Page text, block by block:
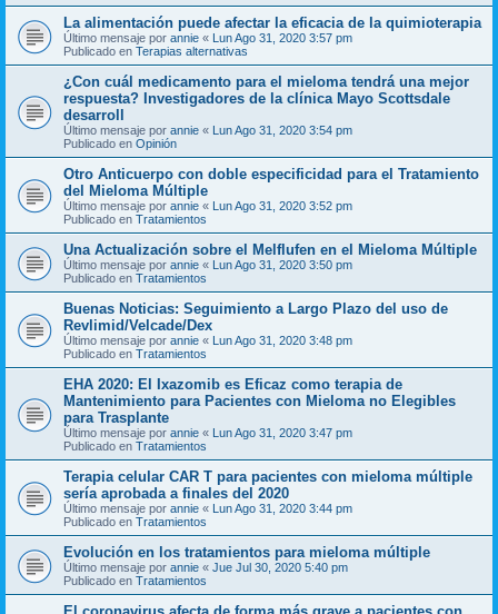
La alimentación puede afectar la eficacia de la quimioterapia
Último mensaje por annie « Lun Ago 31, 2020 3:57 pm
Publicado en Terapias alternativas
¿Con cuál medicamento para el mieloma tendrá una mejor
respuesta? Investigadores de la clínica Mayo Scottsdale
desarroll
Último mensaje por annie « Lun Ago 31, 2020 3:54 pm
Publicado en Opinión
Otro Anticuerpo con doble especificidad para el Tratamiento
del Mieloma Múltiple
Último mensaje por annie « Lun Ago 31, 2020 3:52 pm
Publicado en Tratamientos
Una Actualización sobre el Melflufen en el Mieloma Múltiple
Último mensaje por annie « Lun Ago 31, 2020 3:50 pm
Publicado en Tratamientos
Buenas Noticias: Seguimiento a Largo Plazo del uso de
Revlimid/Velcade/Dex
Último mensaje por annie « Lun Ago 31, 2020 3:48 pm
Publicado en Tratamientos
EHA 2020: El Ixazomib es Eficaz como terapia de
Mantenimiento para Pacientes con Mieloma no Elegibles
para Trasplante
Último mensaje por annie « Lun Ago 31, 2020 3:47 pm
Publicado en Tratamientos
Terapia celular CAR T para pacientes con mieloma múltiple
sería aprobada a finales del 2020
Último mensaje por annie « Lun Ago 31, 2020 3:44 pm
Publicado en Tratamientos
Evolución en los tratamientos para mieloma múltiple
Último mensaje por annie « Jue Jul 30, 2020 5:40 pm
Publicado en Tratamientos
El coronavirus afecta de forma más grave a pacientes con